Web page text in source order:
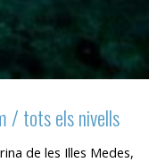
/ tots els nivells
de les Illes Medes,
l'usuari.